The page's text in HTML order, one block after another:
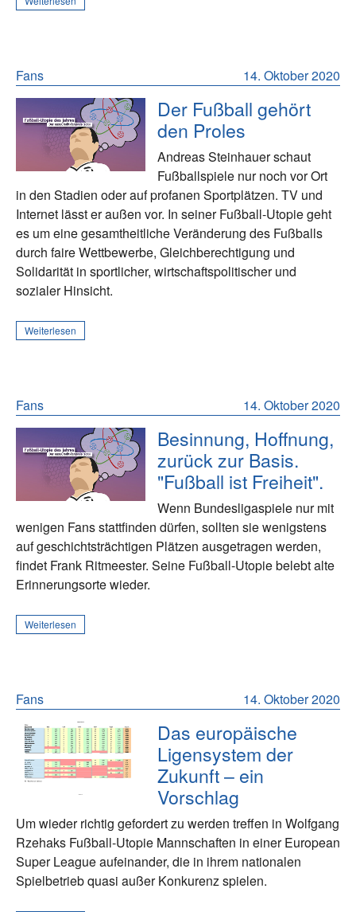
14. Oktober 2020
Fans
Der Fußball gehört
den Proles
Andreas Steinhauer schaut
Fußballspiele nur noch vor Ort
in den Stadien oder auf profanen Sportplätzen. TV und
Internet lässt er außen vor. In seiner Fußball-Utopie geht
es um eine gesamtheitliche Veränderung des Fußballs
durch faire Wettbewerbe, Gleichberechtigung und
Solidarität in sportlicher, wirtschaftspolitischer und
sozialer Hinsicht.
Weiterlesen
14. Oktober 2020
Fans
Besinnung, Hoffnung,
zurück zur Basis.
"Fußball ist Freiheit".
Wenn Bundesligaspiele nur mit
wenigen Fans stattfinden dürfen, sollten sie wenigstens
auf geschichtsträchtigen Plätzen ausgetragen werden,
findet Frank Ritmeester. Seine Fußball-Utopie belebt alte
Erinnerungsorte wieder.
Weiterlesen
14. Oktober 2020
Fans
Das europäische
Ligensystem der
Zukunft – ein
Vorschlag
Um wieder richtig gefordert zu werden treffen in Wolfgang
Rzehaks Fußball-Utopie Mannschaften in einer European
Super League aufeinander, die in ihrem nationalen
Spielbetrieb quasi außer Konkurenz spielen.